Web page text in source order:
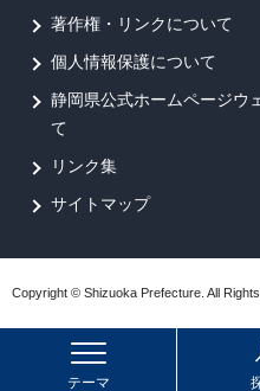
テーマ
著作権・リンクについて
個人情報保護について
静岡県公式ホームページウ
て
リンク集
サイトマップ
Copyright © Shizuoka Prefecture. All